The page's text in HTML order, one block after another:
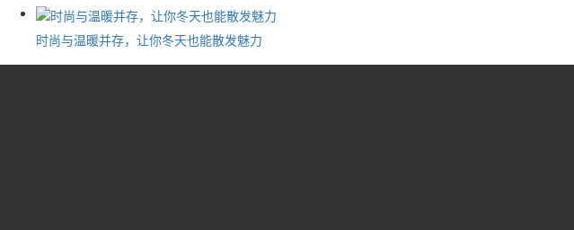
时尚与温暖并存，让你冬天也能散发魅力